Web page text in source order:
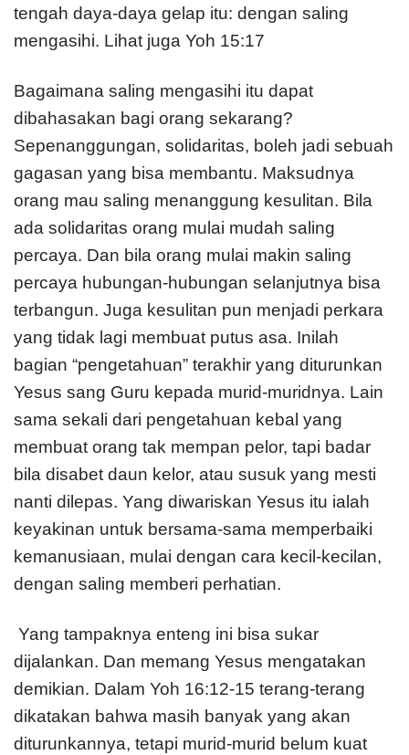
tengah daya-daya gelap itu: dengan saling
mengasihi. Lihat juga Yoh 15:17
Bagaimana saling mengasihi itu dapat
dibahasakan bagi orang sekarang?
Sepenanggungan, solidaritas, boleh jadi sebuah
gagasan yang bisa membantu. Maksudnya
orang mau saling menanggung kesulitan. Bila
ada solidaritas orang mulai mudah saling
percaya. Dan bila orang mulai makin saling
percaya hubungan-hubungan selanjutnya bisa
terbangun. Juga kesulitan pun menjadi perkara
yang tidak lagi membuat putus asa. Inilah
bagian “pengetahuan” terakhir yang diturunkan
Yesus sang Guru kepada murid-muridnya. Lain
sama sekali dari pengetahuan kebal yang
membuat orang tak mempan pelor, tapi badar
bila disabet daun kelor, atau susuk yang mesti
nanti dilepas. Yang diwariskan Yesus itu ialah
keyakinan untuk bersama-sama memperbaiki
kemanusiaan, mulai dengan cara kecil-kecilan,
dengan saling memberi perhatian.
Yang tampaknya enteng ini bisa sukar
dijalankan. Dan memang Yesus mengatakan
demikian. Dalam Yoh 16:12-15 terang-terang
dikatakan bahwa masih banyak yang akan
diturunkannya, tetapi murid-murid belum kuat